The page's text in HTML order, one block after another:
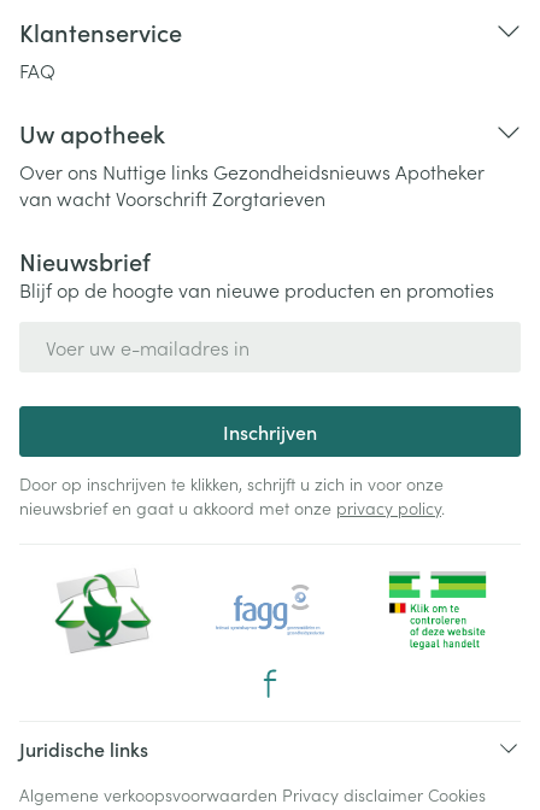
Klantenservice
FAQ
Uw apotheek
Over ons Nuttige links Gezondheidsnieuws Apotheker
van wachtVoorschriftZorgtarieven
Nieuwsbrief
Blijf op de hoogte van nieuwe producten en promoties
Inschrijven
Door op inschrijven te klikken, schrijft u zich in voor onze
nieuwsbrief en gaat u akkoord met onze privacy policy.
Juridische links
Algemene verkoopsvoorwaarden Privacy disclaimer Cookies